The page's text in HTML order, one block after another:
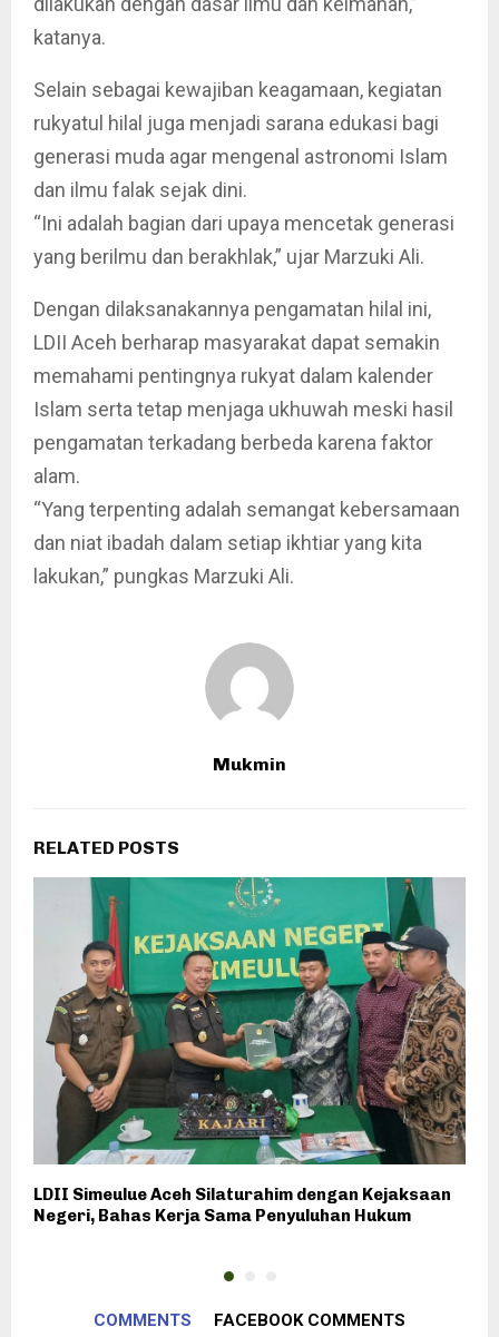
katanya.
Selain sebagai kewajiban keagamaan, kegiatan
rukyatul hilal juga menjadi sarana edukasi bagi
generasi muda agar mengenal astronomi Islam
dan ilmu falak sejak dini.
“Ini adalah bagian dari upaya mencetak generasi
yang berilmu dan berakhlak,” ujar Marzuki Ali.
Dengan dilaksanakannya pengamatan hilal ini,
LDII Aceh berharap masyarakat dapat semakin
memahami pentingnya rukyat dalam kalender
Islam serta tetap menjaga ukhuwah meski hasil
pengamatan terkadang berbeda karena faktor
alam.
“Yang terpenting adalah semangat kebersamaan
dan niat ibadah dalam setiap ikhtiar yang kita
lakukan,” pungkas Marzuki Ali.
Mukmin
RELATED POSTS
LDII Simeulue Aceh Silaturahim dengan Kejaksaan
Negeri, Bahas Kerja Sama Penyuluhan Hukum
COMMENTS FACEBOOK COMMENTS